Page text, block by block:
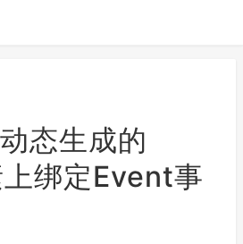
态生成的
绑定Event事